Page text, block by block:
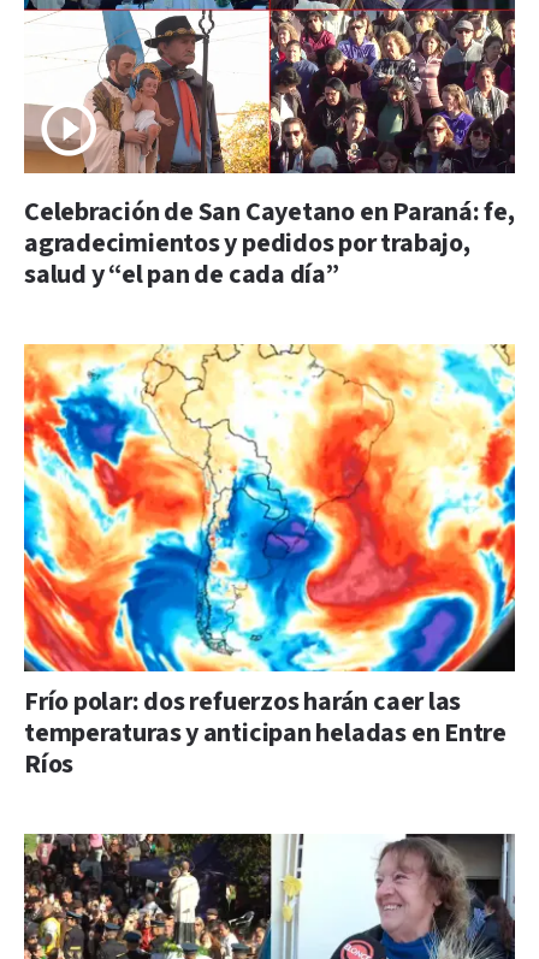
Celebración de San Cayetano en Paraná: fe,
agradecimientos y pedidos por trabajo,
salud y “el pan de cada día”
Frío polar: dos refuerzos harán caer las
temperaturas y anticipan heladas en Entre
Ríos